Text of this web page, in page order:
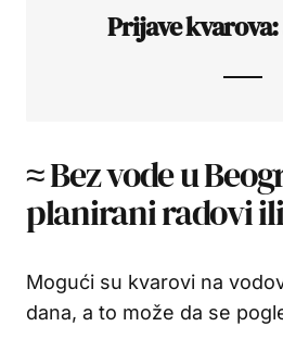
Prijave kvarova:
≈ Bez vode u
planirani radovi
Mogući su kvarovi na
dana, a to može da se